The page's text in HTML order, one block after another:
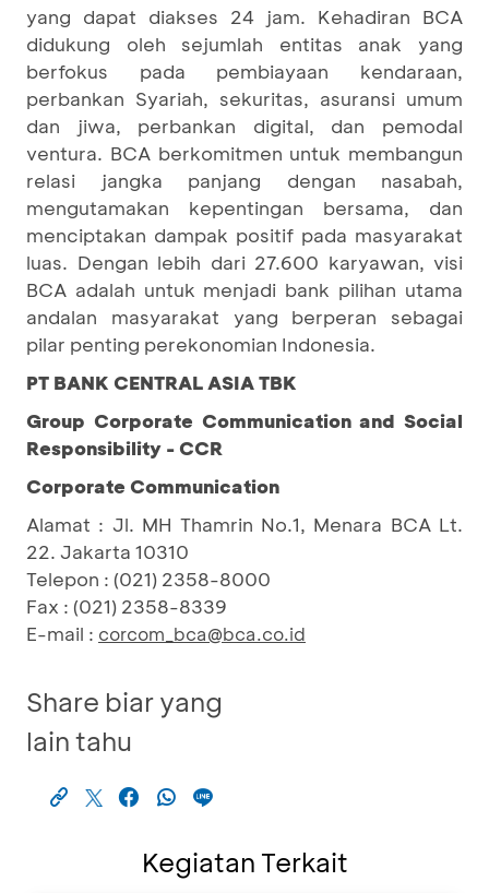
yang dapat diakses 24 jam. Kehadiran BCA
didukung oleh sejumlah entitas anak yang
berfokus pada pembiayaan kendaraan,
perbankan Syariah, sekuritas, asuransi umum
dan jiwa, perbankan digital, dan pemodal
ventura. BCA berkomitmen untuk membangun
relasi jangka panjang dengan nasabah,
mengutamakan kepentingan bersama, dan
menciptakan dampak positif pada masyarakat
luas. Dengan lebih dari 27.600 karyawan, visi
BCA adalah untuk menjadi bank pilihan utama
andalan masyarakat yang berperan sebagai
pilar penting perekonomian Indonesia.
PT BANK CENTRAL ASIA TBK
Group Corporate Communication and Social
Responsibility - CCR
Corporate Communication
Alamat : Jl. MH Thamrin No.1, Menara BCA Lt.
22. Jakarta 10310
Telepon : (021) 2358-8000
Fax : (021) 2358-8339
E-mail : corcom_bca@bca.co.id
Share biar yang
lain tahu
Kegiatan Terkait